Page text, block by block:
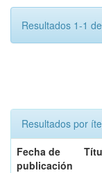
Resultados 1-1
Resultados por
Fecha de
publicación